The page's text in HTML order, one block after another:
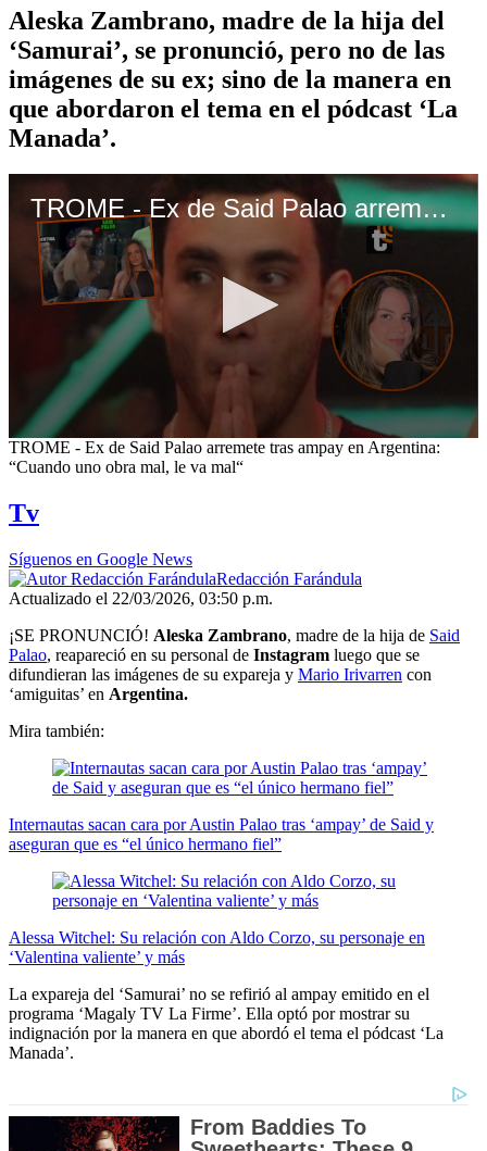
Aleska Zambrano, madre de la hija del
‘Samurai’, se pronunció, pero no de las
imágenes de su ex; sino de la manera en
que abordaron el tema en el pódcast ‘La
Manada’.
TROME - Ex de Said Palao arremete tras ampay en Argentina: “Cuando uno obra mal, le va mal“
0
seconds
minute,
6
seconds
TROME - Ex de Said Palao arremete tras ampay en Argentina:
“Cuando uno obra mal, le va mal“
Tv
Síguenos en Google News
Redacción Farándula
Actualizado el 22/03/2026, 03:50 p.m.
¡SE PRONUNCIÓ! Aleska Zambrano, madre de la hija de Said
Palao, reapareció en su personal de Instagram luego que se
difundieran las imágenes de su expareja y Mario Irivarren con
‘amiguitas’ en Argentina.
Mira también:
Internautas sacan cara por Austin Palao tras ‘ampay’ de Said y
aseguran que es “el único hermano fiel”
Alessa Witchel: Su relación con Aldo Corzo, su personaje en
‘Valentina valiente’ y más
La expareja del ‘Samurai’ no se refirió al ampay emitido en el
programa ‘Magaly TV La Firme’. Ella optó por mostrar su
indignación por la manera en que abordó el tema el pódcast ‘La
Manada’.